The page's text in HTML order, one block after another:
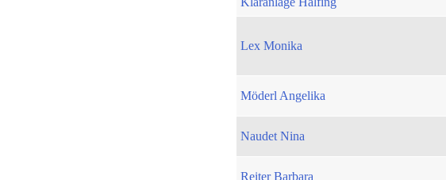
Lex Monika
Möderl Angelika
Naudet Nina
Reiter Barbara